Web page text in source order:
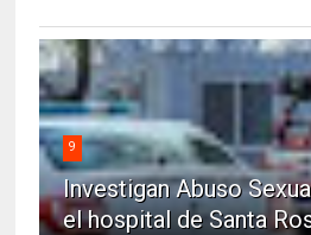
9
Investigan Abuso
el hospital de Santa